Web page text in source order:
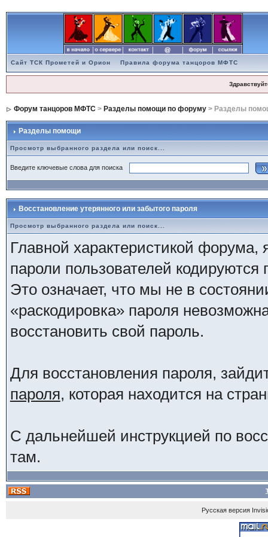
Сайт ТСК Прометей и Орион Правила форума танцоров МФТС
Форум танцоров МФТС> Разделы помощи по форуму> Разделы
Разделы помощи
Просмотр выбранного раздела или поиск...
Введите ключевые слова для поиска
Восстановление утерянного или забытого пароля
Просмотр выбранного раздела или поиск...
Главной характеристикой форума,
пароли пользователей кодируются
Это означает, что мы не в
«раскодировка» пароля
восстановить свой пароль.
Для восстановления пароля,
пароля, которая находится на
С дальнейшей инструкцией по
там.
Русская версия